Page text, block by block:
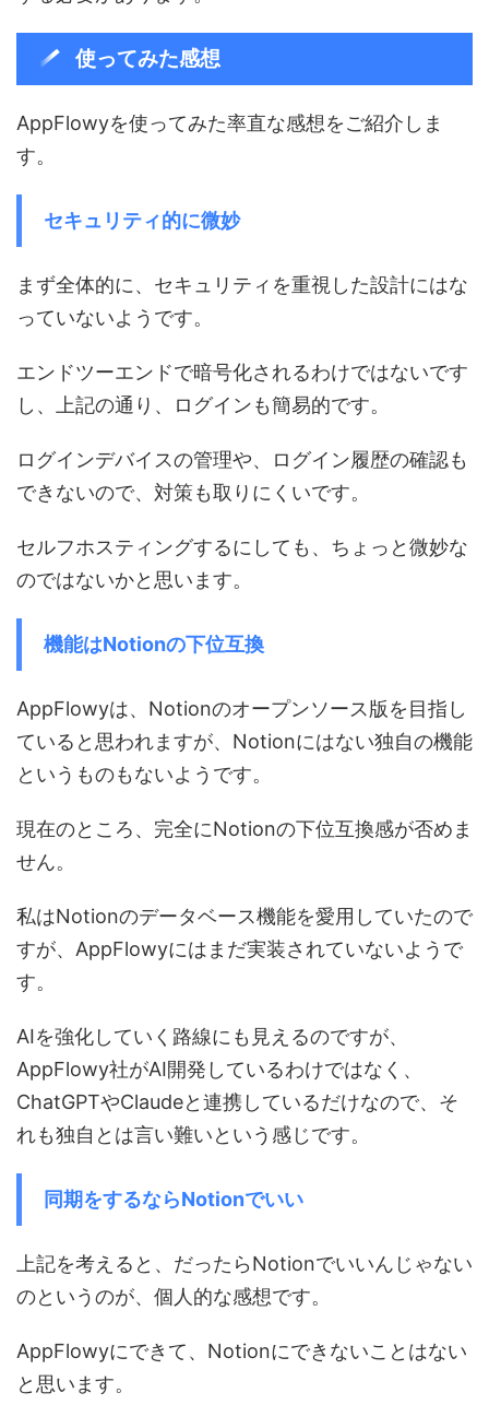
使ってみた感想
AppFlowyを使ってみた率直な感想をご紹介しま
す。
セキュリティ的に微妙
まず全体的に、セキュリティを重視した設計にはな
っていないようです。
エンドツーエンドで暗号化されるわけではないです
し、上記の通り、ログインも簡易的です。
ログインデバイスの管理や、ログイン履歴の確認も
できないので、対策も取りにくいです。
セルフホスティングするにしても、ちょっと微妙な
のではないかと思います。
機能はNotionの下位互換
AppFlowyは、Notionのオープンソース版を目指し
ていると思われますが、Notionにはない独自の機能
というものもないようです。
現在のところ、完全にNotionの下位互換感が否めま
せん。
私はNotionのデータベース機能を愛用していたので
すが、AppFlowyにはまだ実装されていないようで
す。
AIを強化していく路線にも見えるのですが、
AppFlowy社がAI開発しているわけではなく、
ChatGPTやClaudeと連携しているだけなので、そ
れも独自とは言い難いという感じです。
同期をするならNotionでいい
上記を考えると、だったらNotionでいいんじゃない
のというのが、個人的な感想です。
AppFlowyにできて、Notionにできないことはない
と思います。